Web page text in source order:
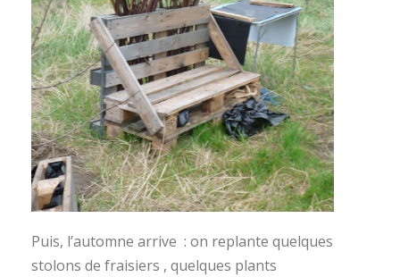
Puis, l’automne arrive : on replante quelques
stolons de fraisiers , quelques plants